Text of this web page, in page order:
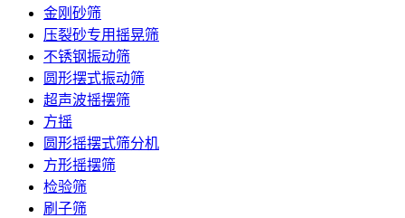
金刚砂筛
压裂砂专用摇晃筛
不锈钢振动筛
圆形摆式振动筛
超声波摇摆筛
方摇
圆形摇摆式筛分机
方形摇摆筛
检验筛
刷子筛